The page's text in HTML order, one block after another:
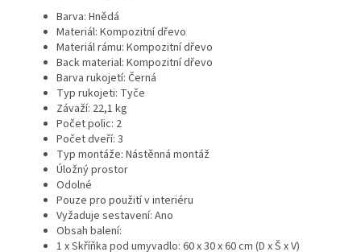
Barva: Hnědá
Materiál: Kompozitní dřevo
Materiál rámu: Kompozitní dřevo
Back material: Kompozitní dřevo
Barva rukojetí: Černá
Typ rukojeti: Tyče
Závaží: 22,1 kg
Počet polic: 2
Počet dveří: 3
Typ montáže: Nástěnná montáž
Úložný prostor
Odolné
Pouze pro použití v interiéru
Vyžaduje sestavení: Ano
Obsah balení:
1 x Skříňka pod umyvadlo: 60 x 30 x 60 cm (D x Š x V)